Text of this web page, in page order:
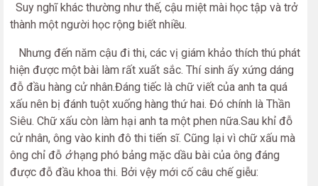
Suy nghĩ khác thường như thế, cậu miệt mài học tập và trở
thành một người học rộng biết nhiều.
Nhưng đến năm cậu đi thi, các vị giám khảo thích thú phát
hiện được một bài làm rất xuất sắc. Thí sinh ấy xứng dáng
đỗ đầu hàng cử nhân.Đáng tiếc là chữ viết của anh ta quá
xấu nên bị đánh tuột xuống hàng thứ hai. Đó chính là Thần
Siêu. Chữ xấu còn làm hại anh ta một phen nữa.Sau khỉ đỗ
cử nhân, ông vào kinh đô thi tiến sĩ. Cũng lại vì chữ xấu mà
ông chỉ đỗ ởhạng phó bảng mặc dầu bài của ông đáng
được đỗ đầu khoa thi. Bởi vệy mới cố câu chế giễu: